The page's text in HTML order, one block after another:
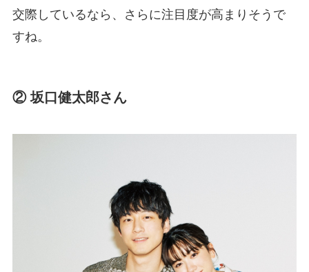
交際しているなら、さらに注目度が高まりそうで
すね。
② 坂口健太郎さん